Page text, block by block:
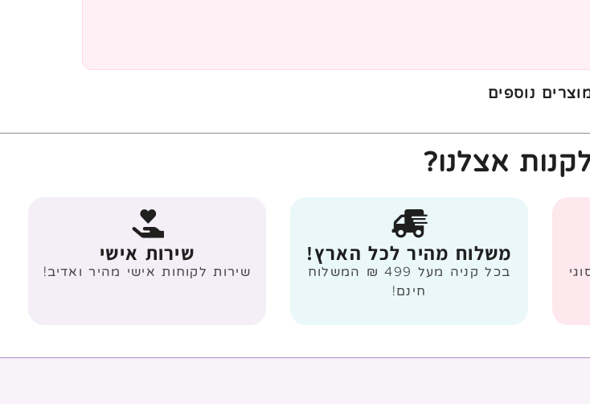
נוספים
אצלנו?
משלוח מהיר לכל הארץ!
בכל קניה מעל 499 ₪ המשלוח
חינם!
שירות אישי
שירות לקוחות אישי מהיר ואדיב!